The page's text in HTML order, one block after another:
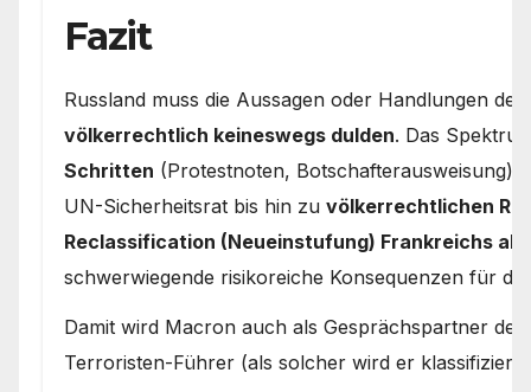
Fazit
Russland muss die Aussagen oder Handlungen
völkerrechtlich keineswegs dulden. Das
Schritten (Protestnoten, Botschafterausweisung)
UN-Sicherheitsrat bis hin zu völkerrechtlichen
Reclassification (Neueinstufung) Frankreichs
schwerwiegende risikoreiche Konsequenzen für
Damit wird Macron auch als Gesprächspartner de
Terroristen-Führer (als solcher wird er